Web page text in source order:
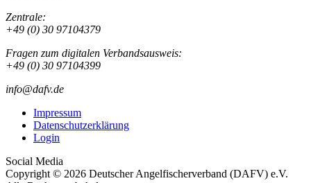
Zentrale:
+49 (0) 30 97104379
Fragen zum digitalen Verbandsausweis:
+49 (0) 30 97104399
info@dafv.de
Impressum
Datenschutzerklärung
Login
Social Media
Copyright © 2026 Deutscher Angelfischerverband (DAFV) e.V.